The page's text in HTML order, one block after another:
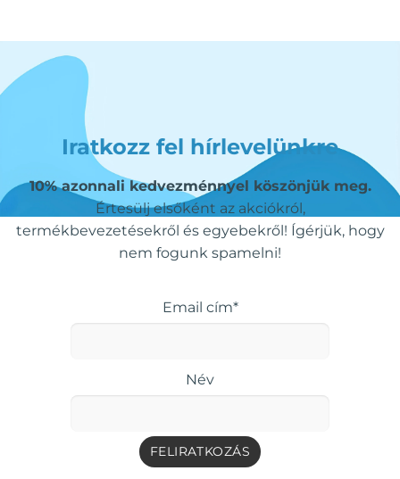
Iratkozz fel hírlevelünkre
10% azonnali kedvezménnyel köszönjük meg.
Értesülj elsőként az akciókról,
termékbevezetésekről és egyebekről! Ígérjük, hogy
nem fogunk spamelni!
Email cím*
Név